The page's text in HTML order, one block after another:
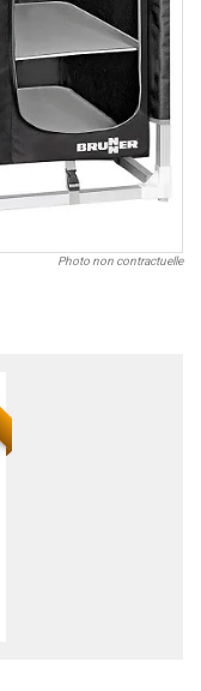
Photo non contractuelle